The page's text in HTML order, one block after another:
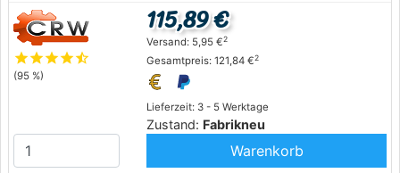
starstarstarstarstar_half
(95 %)
Lieferzeit: 3 - 5 Werktage
Zustand: Fabrikneu
115,89 €
Versand: 5,95 €2
Gesamtpreis: 121,84 €2
Warenkorb